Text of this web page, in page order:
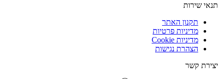
תנאי שירות
תקנון האתר
מדיניות פרטיות
מדיניות Cookie
הצהרת נגישות
יצירת קשר